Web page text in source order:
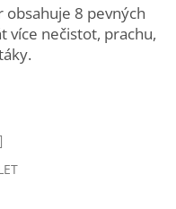
obsahuje 8 pevných
více nečistot, prachu,